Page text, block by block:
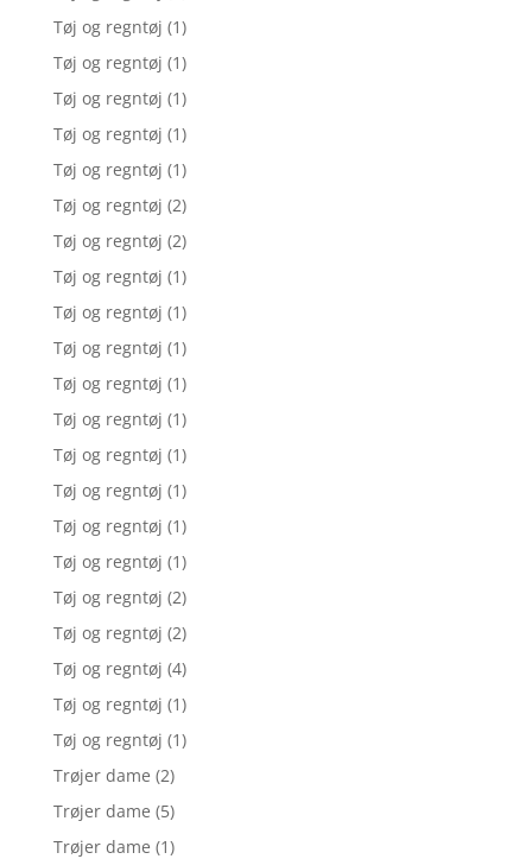
Tøj og regntøj (1)
Tøj og regntøj (1)
Tøj og regntøj (1)
Tøj og regntøj (1)
Tøj og regntøj (1)
Tøj og regntøj (2)
Tøj og regntøj (2)
Tøj og regntøj (1)
Tøj og regntøj (1)
Tøj og regntøj (1)
Tøj og regntøj (1)
Tøj og regntøj (1)
Tøj og regntøj (1)
Tøj og regntøj (1)
Tøj og regntøj (1)
Tøj og regntøj (1)
Tøj og regntøj (2)
Tøj og regntøj (2)
Tøj og regntøj (4)
Tøj og regntøj (1)
Tøj og regntøj (1)
Trøjer dame (2)
Trøjer dame (5)
Trøjer dame (1)